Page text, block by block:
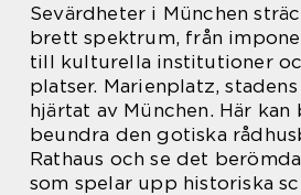
Sevärdheter i München
brett spektrum, från
till kulturella institutioner
platser. Marienplatz,
hjärtat av München. Här kan
beundra den gotiska
Rathaus och se det
som spelar upp historiska